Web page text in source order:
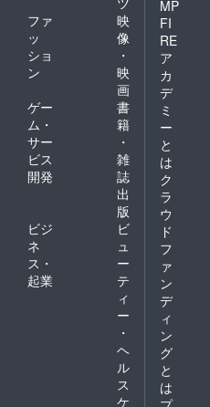
ファ
ッ
ショ
ン
映
像
・
映
画
ゲー
ム・
サー
ビス
開発
書
籍
・
雑
誌
出
版
ビジ
ネ
ス・
起業
ビ
ュ
ー
テ
ィ
ー
・
ヘ
ル
ス
ケ
MP
FI
RE
ア
カ
デ
ミ
ー
と
は
ク
ラ
ウ
ド
フ
ァ
ン
デ
ィ
ン
グ
と
は